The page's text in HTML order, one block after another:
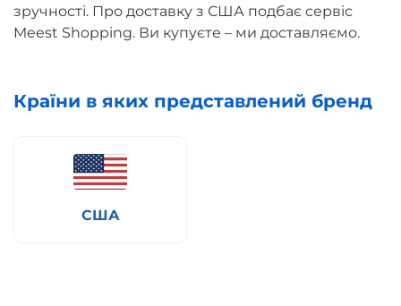
зручності. Про доставку з США подбає сервіс
Meest Shopping. Ви купуєте – ми доставляємо.
Країни в яких представлений бренд
США